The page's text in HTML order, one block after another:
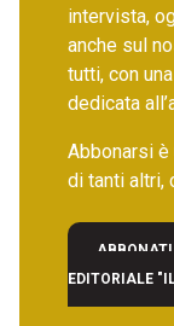
intervista,
anche sul
tutti, con
dedicata
Abbonarsi
di tanti altri,
ABBONATI
EDITORIALE